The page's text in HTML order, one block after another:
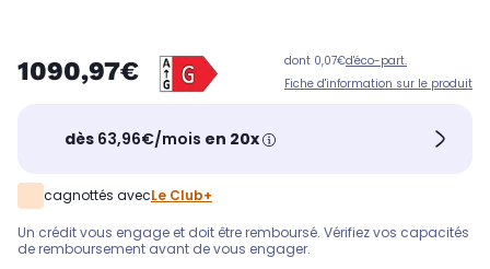
1090,97€ dont 0,07€d'éco-part.
Fiche d'information sur le produit
dès 63,96€/mois en 20x
cagnottés avecLe Club+
Un crédit vous engage et doit être remboursé. Vérifiez vos capacités
de remboursement avant de vous engager.